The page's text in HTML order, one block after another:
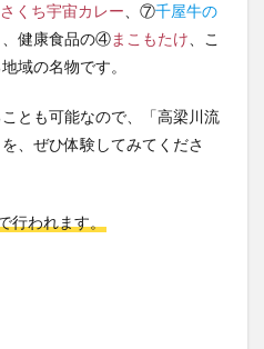
くち宇宙カレー、⑦千屋牛の
健康食品の④まこもたけ、こ
域の名物です。
とも可能なので、「高梁川流
、ぜひ体験してみてくださ
行われます。